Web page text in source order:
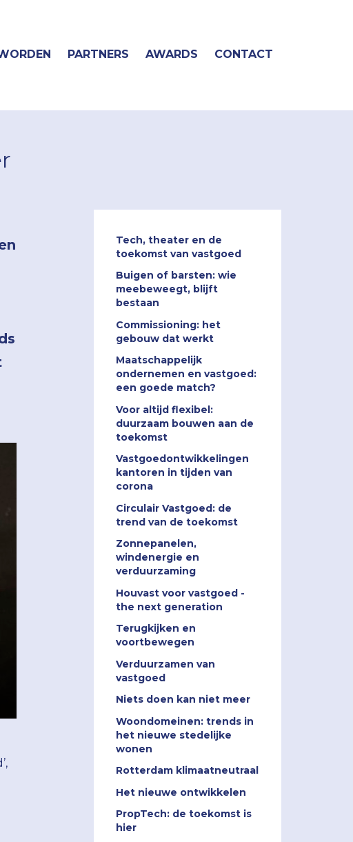
PARTNERS AWARDS CONTACT
Tech, theater en de
toekomst van vastgoed
Buigen of barsten: wie
meebeweegt, blijft
bestaan
Commissioning: het
gebouw dat werkt
Maatschappelijk
ondernemen en vastgoed:
een goede match?
Voor altijd flexibel:
duurzaam bouwen aan de
toekomst
Vastgoedontwikkelingen
kantoren in tijden van
corona
Circulair Vastgoed: de
trend van de toekomst
Zonnepanelen,
windenergie en
verduurzaming
Houvast voor vastgoed -
the next generation
Terugkijken en
voortbewegen
Verduurzamen van
vastgoed
Niets doen kan niet meer
Woondomeinen: trends in
het nieuwe stedelijke
wonen
Rotterdam klimaatneutraal
Het nieuwe ontwikkelen
PropTech: de toekomst is
hier